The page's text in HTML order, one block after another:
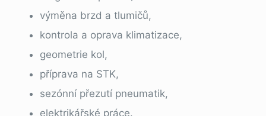
výměna brzd a tlumičů,
kontrola a oprava klimatizace,
geometrie kol,
příprava na STK,
sezónní přezutí pneumatik,
elektrikářské práce.